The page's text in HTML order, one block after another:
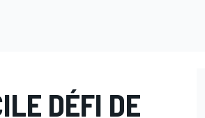
DÉFI DE